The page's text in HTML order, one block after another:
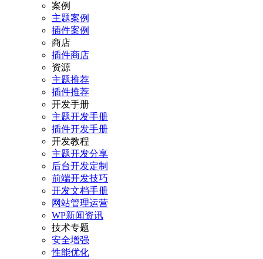
案例
主题案例
插件案例
商店
插件商店
资源
主题推荐
插件推荐
开发手册
主题开发手册
插件开发手册
开发教程
主题开发分享
后台开发定制
前端开发技巧
开发文档手册
网站管理运营
WP新闻资讯
技术专题
安全增强
性能优化